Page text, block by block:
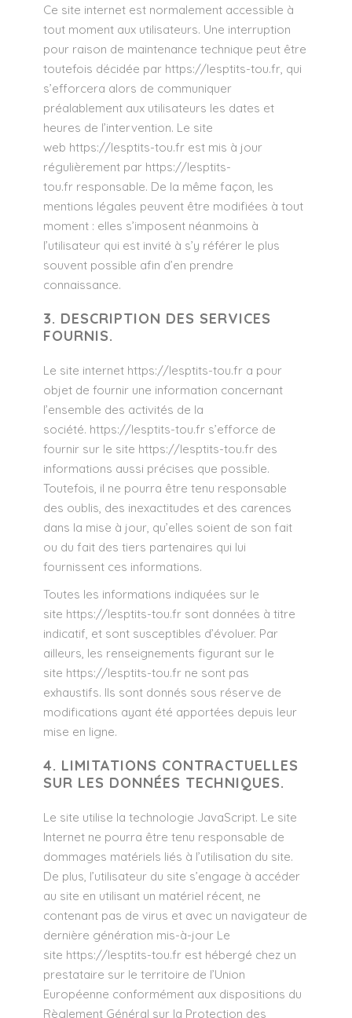
Ce site internet est normalement accessible à
tout moment aux utilisateurs. Une interruption
pour raison de maintenance technique peut être
toutefois décidée par https://lesptits-tou.fr , qui
s’efforcera alors de communiquer
préalablement aux utilisateurs les dates et
heures de l’intervention. Le site
web https://lesptits-tou.fr est mis à jour
régulièrement par https://lesptits-
tou.fr responsable. De la même façon, les
mentions légales peuvent être modifiées à tout
moment : elles s’imposent néanmoins à
l’utilisateur qui est invité à s’y référer le plus
souvent possible afin d’en prendre
connaissance.
3. DESCRIPTION DES SERVICES
FOURNIS.
Le site internet https://lesptits-tou.fr a pour
objet de fournir une information concernant
l’ensemble des activités de la
société. https://lesptits-tou.fr s’efforce de
fournir sur le site https://lesptits-tou.fr des
informations aussi précises que possible.
Toutefois, il ne pourra être tenu responsable
des oublis, des inexactitudes et des carences
dans la mise à jour, qu’elles soient de son fait
ou du fait des tiers partenaires qui lui
fournissent ces informations.
Toutes les informations indiquées sur le
site https://lesptits-tou.fr sont données à titre
indicatif, et sont susceptibles d’évoluer. Par
ailleurs, les renseignements figurant sur le
site https://lesptits-tou.fr ne sont pas
exhaustifs. Ils sont donnés sous réserve de
modifications ayant été apportées depuis leur
mise en ligne.
4. LIMITATIONS CONTRACTUELLES
SUR LES DONNÉES TECHNIQUES.
Le site utilise la technologie JavaScript. Le site
Internet ne pourra être tenu responsable de
dommages matériels liés à l’utilisation du site.
De plus, l’utilisateur du site s’engage à accéder
au site en utilisant un matériel récent, ne
contenant pas de virus et avec un navigateur de
dernière génération mis-à-jour Le
site https://lesptits-tou.fr est hébergé chez un
prestataire sur le territoire de l’Union
Européenne conformément aux dispositions du
Règlement Général sur la Protection des